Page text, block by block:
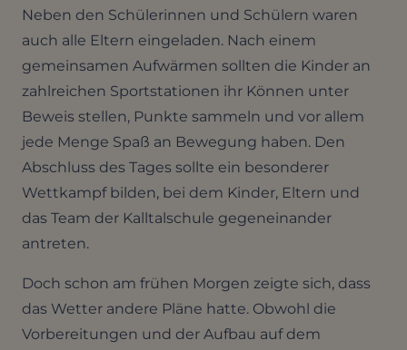
Neben den Schülerinnen und Schülern waren
auch alle Eltern eingeladen. Nach einem
gemeinsamen Aufwärmen sollten die Kinder an
zahlreichen Sportstationen ihr Können unter
Beweis stellen, Punkte sammeln und vor allem
jede Menge Spaß an Bewegung haben. Den
Abschluss des Tages sollte ein besonderer
Wettkampf bilden, bei dem Kinder, Eltern und
das Team der Kalltalschule gegeneinander
antreten.
Doch schon am frühen Morgen zeigte sich, dass
das Wetter andere Pläne hatte. Obwohl die
Vorbereitungen und der Aufbau auf dem